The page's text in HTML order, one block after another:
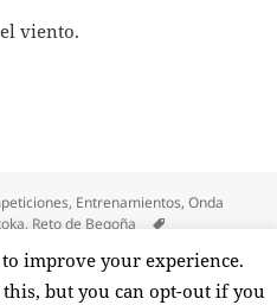
viento.
, Entrenamientos,Onda
, Reto de Begoña
dura. Memorial Itziar López de Uralde.
improve your experience.
but you can opt-out if you